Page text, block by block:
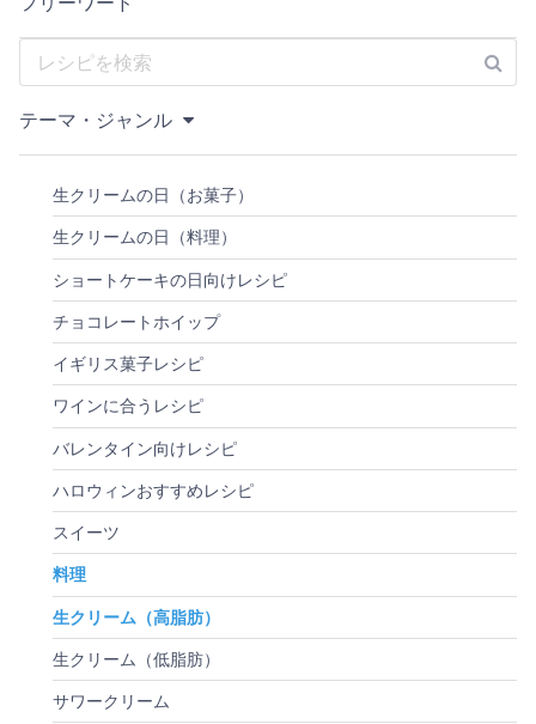
テーマ・ジャンル
生クリームの日（お菓子）
生クリームの日（料理）
ショートケーキの日向けレシピ
チョコレートホイップ
イギリス菓子レシピ
ワインに合うレシピ
バレンタイン向けレシピ
ハロウィンおすすめレシピ
スイーツ
料理
生クリーム（高脂肪）
生クリーム（低脂肪）
サワークリーム